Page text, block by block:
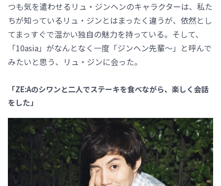
つも気を遣わせるリュ・ジンヘンのキャラクターは、私た
ちが知っているリュ・ジンとはまったく違うが、依然とし
てまっすぐで温かい独自の魅力を持っている。そして、
「10asia」がなんとなく一度「ジンヘン先輩～」と呼んで
みたいと思う、リュ・ジンに会った。
「ZE:Aのシワンと二人でステーキを食べながら、楽しく会話
をした」